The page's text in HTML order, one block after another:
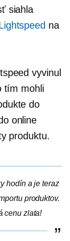
siahla
na
vyvinul
tím mohli
do
online
produktu.
hodín a je teraz
produktov.
cenu zlata!